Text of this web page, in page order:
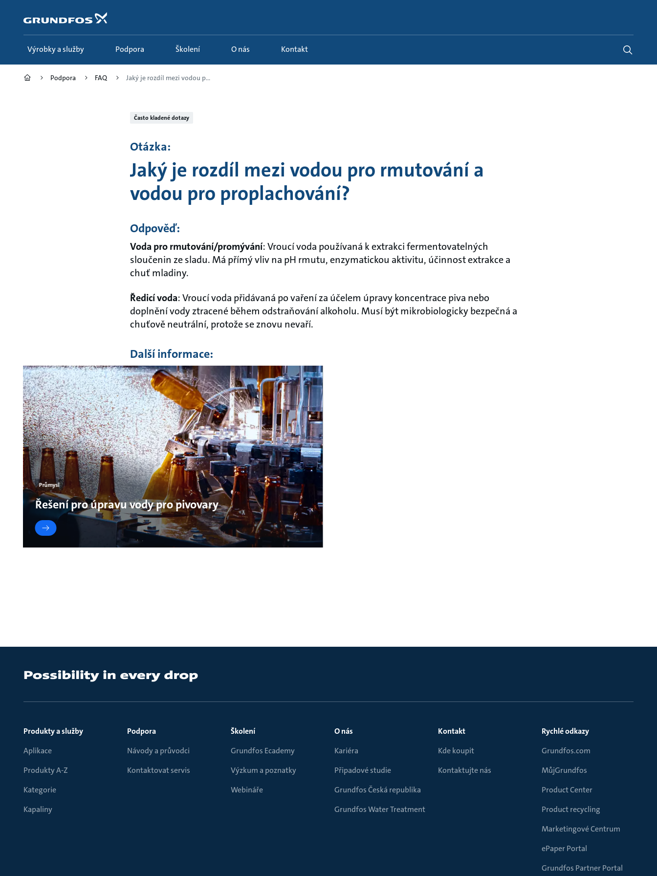
Výrobky a služby Podpora Školení O nás Kontakt
Podpora FAQ Jaký je rozdíl mezi vodou p...
Často kladené dotazy
Otázka:
Jaký je rozdíl mezi vodou pro rmutování a
vodou pro proplachování?
Odpověď:
Voda pro rmutování/promývání: Vroucí voda používaná k extrakci fermentovatelných
sloučenin ze sladu. Má přímý vliv na pH rmutu, enzymatickou aktivitu, účinnost extrakce a
chuť mladiny.
Ředicí voda: Vroucí voda přidávaná po vaření za účelem úpravy koncentrace piva nebo
doplnění vody ztracené během odstraňování alkoholu. Musí být mikrobiologicky bezpečná a
chuťově neutrální, protože se znovu nevaří.
Další informace:
Průmysl
Řešení pro úpravu vody pro pivovary
Produkty a služby
Aplikace
Produkty A-Z
Kategorie
Kapaliny
Podpora
Návody a průvodci
Kontaktovat servis
Školení
Grundfos Ecademy
Výzkum a poznatky
Webináře
O nás
Kariéra
Připadové studie
Grundfos Česká republika
Grundfos Water Treatment
Kontakt
Kde koupit
Kontaktujte nás
Rychlé odkazy
Grundfos.com
MůjGrundfos
Product Center
Product recycling
Marketingové Centrum
ePaper Portal
Grundfos Partner Portal